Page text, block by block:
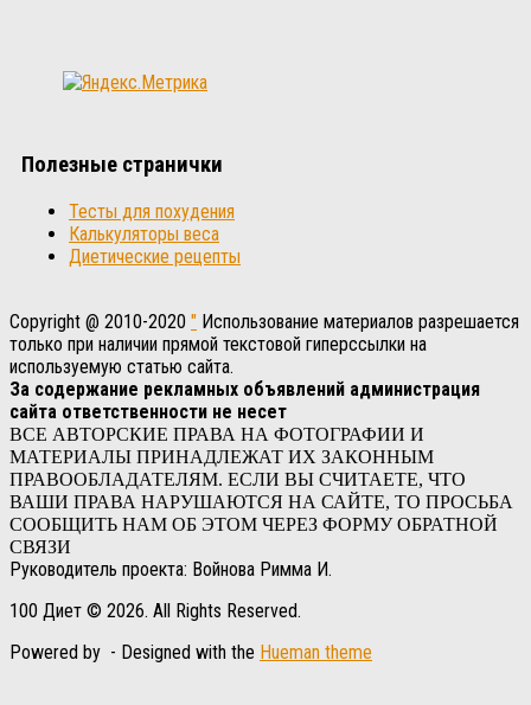
Полезные странички
Тесты для похудения
Калькуляторы веса
Диетические рецепты
Copyright @ 2010-2020 " Использование материалов разрешается
только при наличии прямой текстовой гиперссылки на
используемую статью сайта.
За содержание рекламных объявлений администрация
сайта ответственности не несет
ВСЕ АВТОРСКИЕ ПРАВА НА ФОТОГРАФИИ И
МАТЕРИАЛЫ ПРИНАДЛЕЖАТ ИХ ЗАКОННЫМ
ПРАВООБЛАДАТЕЛЯМ. ЕСЛИ ВЫ СЧИТАЕТЕ, ЧТО
ВАШИ ПРАВА НАРУШАЮТСЯ НА САЙТЕ, ТО ПРОСЬБА
СООБЩИТЬ НАМ ОБ ЭТОМ ЧЕРЕЗ ФОРМУ ОБРАТНОЙ
СВЯЗИ
Руководитель проекта: Войнова Римма И.
100 Диет © 2026. All Rights Reserved.
Powered by - Designed with the Hueman theme